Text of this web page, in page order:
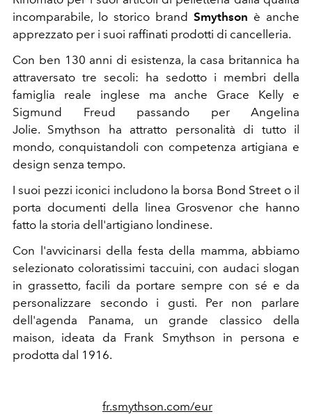
incomparabile, lo storico brand Smythson è anche
apprezzato per i suoi raffinati prodotti di cancelleria.
Con ben 130 anni di esistenza, la casa britannica ha
attraversato tre secoli: ha sedotto i membri della
famiglia reale inglese ma anche Grace Kelly e
Sigmund Freud passando per Angelina
Jolie. Smythson ha attratto personalità di tutto il
mondo, conquistandoli con competenza artigiana e
design senza tempo.
I suoi pezzi iconici includono la borsa Bond Street o il
porta documenti della linea Grosvenor che hanno
fatto la storia dell'artigiano londinese.
Con l'avvicinarsi della festa della mamma, abbiamo
selezionato coloratissimi taccuini, con audaci slogan
in grassetto, facili da portare sempre con sé e da
personalizzare secondo i gusti. Per non parlare
dell'agenda Panama, un grande classico della
maison, ideata da Frank Smythson in persona e
prodotta dal 1916.
fr.smythson.com/eur